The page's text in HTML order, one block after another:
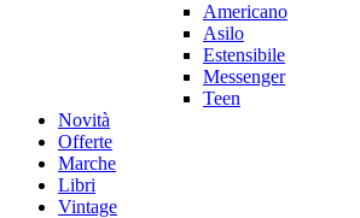
Americano
Asilo
Estensibile
Messenger
Teen
Novità
Offerte
Marche
Libri
Vintage